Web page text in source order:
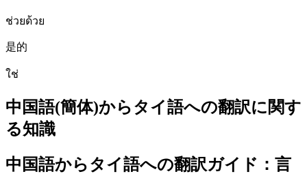
ช่วยด้วย
是的
ใช่
中国語(簡体)からタイ語への翻訳に関す
る知識
中国語からタイ語への翻訳ガイド：言